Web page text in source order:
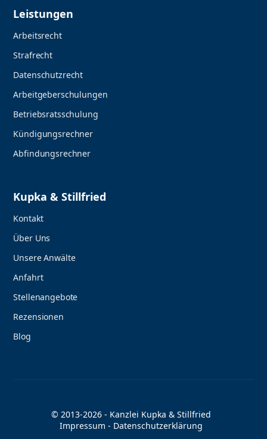
Leistungen
Arbeitsrecht
Strafrecht
Datenschutzrecht
Arbeitgeberschulungen
Betriebsratsschulung
Kündigungsrechner
Abfindungsrechner
Kupka & Stillfried
Kontakt
Über Uns
Unsere Anwälte
Anfahrt
Stellenangebote
Rezensionen
Blog
© 2013-2026 - Kanzlei Kupka & Stillfried
Impressum - Datenschutzerklärung